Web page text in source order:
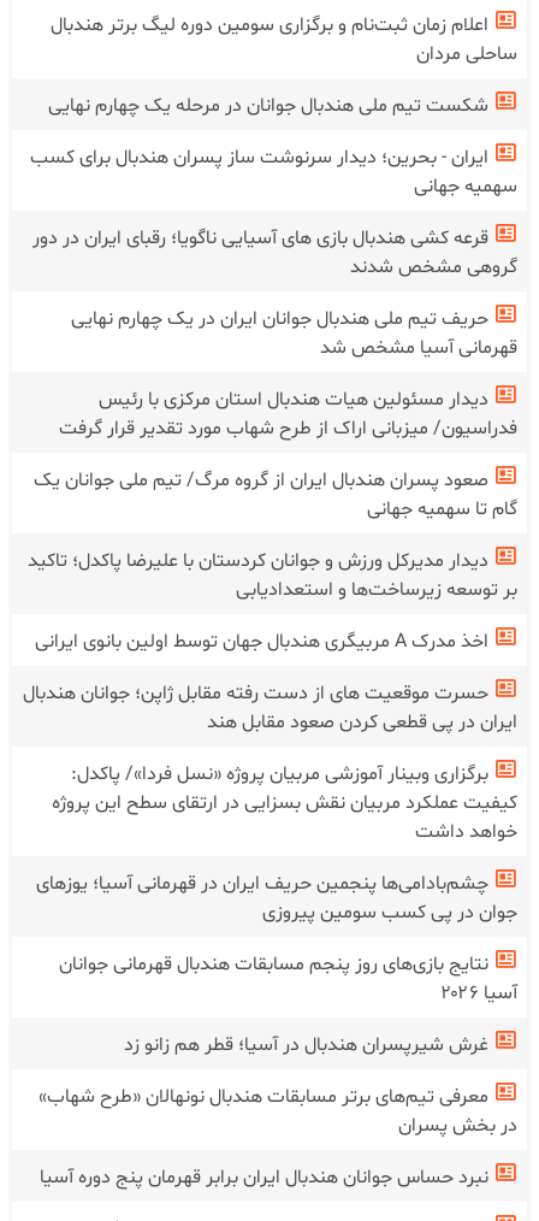
دعوت ۲۱ بازیکن به نهمین اردوی تیم ملی هندبال نوجوانان
اعلام زمان ثبت‌نام و برگزاری سومین دوره لیگ برتر هندبال
شکست تیم ملی هندبال جوانان در‌ مرحله یک چهارم نهایی
ایران - بحرین؛ دیدار سرنوشت ساز پسران هندبال برای کسب
سهمیه جهانی
قرعه کشی هندبال بازی های آسیایی ناگویا؛ رقبای ایران در دور
گروهی مشخص شدند
حریف تیم ملی هندبال جوانان ایران در یک چهارم نهایی
قهرمانی آسیا مشخص شد
دیدار مسئولین هیات هندبال استان مرکزی با رئیس
فدراسیون/ میزبانی اراک از طرح شهاب مورد تقدیر قرار گرفت
صعود پسران هندبال ایران از گروه مرگ/ تیم ملی جوانان یک
گام تا سهمیه جهانی
دیدار مدیرکل ورزش و جوانان کردستان با علیرضا پاکدل؛ تاکید
اخذ مدرک A مربیگری هندبال جهان توسط اولین بانوی ایرانی
حسرت موقعیت های از دست رفته مقابل ژاپن؛ جوانان هندبال
ایران در پی قطعی کردن صعود مقابل هند
کیفیت عملکرد مربیان نقش بسزایی در ارتقای سطح این پروژه
خواهد داشت
چشم‌بادامی‌ها پنجمین حریف ایران در قهرمانی آسیا؛ یوز‌های
جوان در پی کسب سومین پیروزی
نتایج بازی‌های روز پنجم مسابقات هندبال قهرمانی جوانان
غرش شیرپسران هندبال در آسیا؛ قطر هم زانو زد
معرفی تیم‌های برتر مسابقات هندبال نونهالان «طرح شهاب»